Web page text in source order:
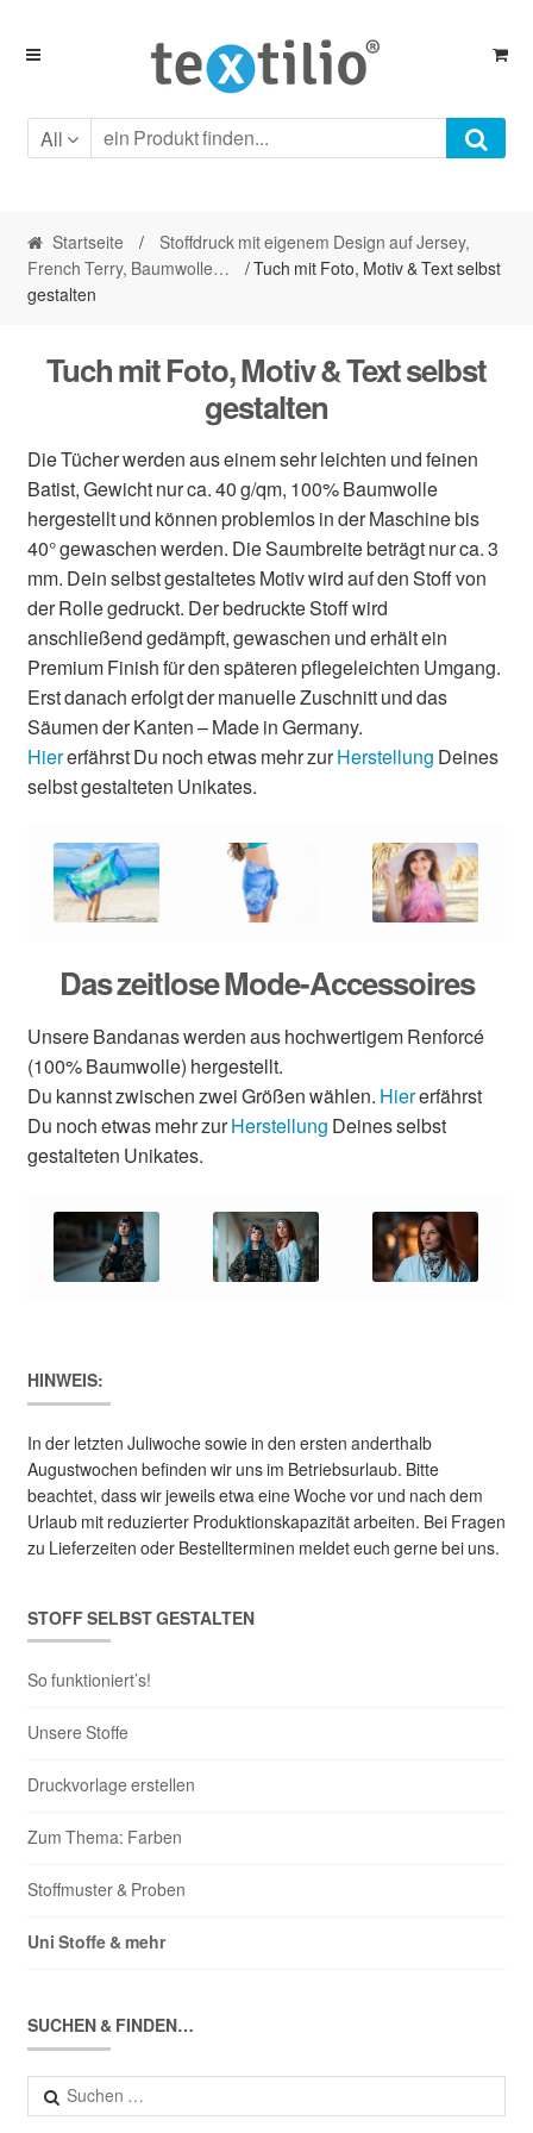
Skip
Skip
All
Startseite /
Stoffdruck mit eigenem Design auf Jersey,
French Terry, Baumwolle…
/ Tuch mit Foto, Motiv & Text selbst
gestalten
Tuch mit Foto, Motiv & Text selbst
gestalten
Die Tücher werden aus einem sehr leichten und feinen
Batist, Gewicht nur ca. 40 g/qm, 100% Baumwolle
hergestellt und können problemlos in der Maschine bis
40° gewaschen werden. Die Saumbreite beträgt nur ca. 3
mm. Dein selbst gestaltetes Motiv wird auf den Stoff von
der Rolle gedruckt. Der bedruckte Stoff wird
anschließend gedämpft, gewaschen und erhält ein
Premium Finish für den späteren pflegeleichten Umgang.
Erst danach erfolgt der manuelle Zuschnitt und das
Säumen der Kanten – Made in Germany.
Hiererfährst Du noch etwas mehr zurHerstellung Deines
selbst gestalteten Unikates.
Das zeitlose Mode-Accessoires
Unsere Bandanas werden aus hochwertigem Renforcé
(100% Baumwolle) hergestellt.
Du kannst zwischen zwei Größen wählen. Hiererfährst
Du noch etwas mehr zurHerstellung Deines selbst
gestalteten Unikates.
HINWEIS:
In der letzten Juliwoche sowie in den ersten anderthalb
Augustwochen befinden wir uns im Betriebsurlaub. Bitte
beachtet, dass wir jeweils etwa eine Woche vor und nach dem
Urlaub mit reduzierter Produktionskapazität arbeiten. Bei Fragen
zu Lieferzeiten oder Bestellterminen meldet euch gerne bei uns.
STOFF SELBST GESTALTEN
So funktioniert’s!
Unsere Stoffe
Druckvorlage erstellen
Zum Thema: Farben
Stoffmuster & Proben
Uni Stoffe & mehr
SUCHEN & FINDEN…
Suchen
nach: